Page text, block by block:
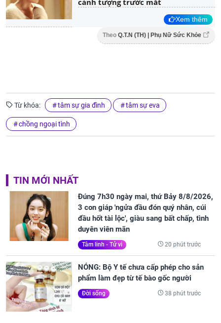
cảnh tượng trước mắt
Xem thêm
Theo Q.T.N (TH) | Phụ Nữ Sức Khỏe
Từ khóa: tâm sự gia đình tâm sự eva
chồng ngoại tình
TIN MỚI NHẤT
Đúng 7h30 ngày mai, thứ Bảy 8/8/2026,
3 con giáp 'ngửa đầu đón quý nhân, cúi
đầu hốt tài lộc', giàu sang bất chấp, tình
duyên viên mãn
Tâm linh - Tử vi 20 phút trước
NÓNG: Bộ Y tế chưa cấp phép cho sản
phẩm làm đẹp từ tế bào gốc người
Đời sống 38 phút trước